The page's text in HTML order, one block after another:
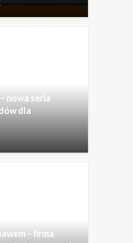
nowa seria
dla
– firma